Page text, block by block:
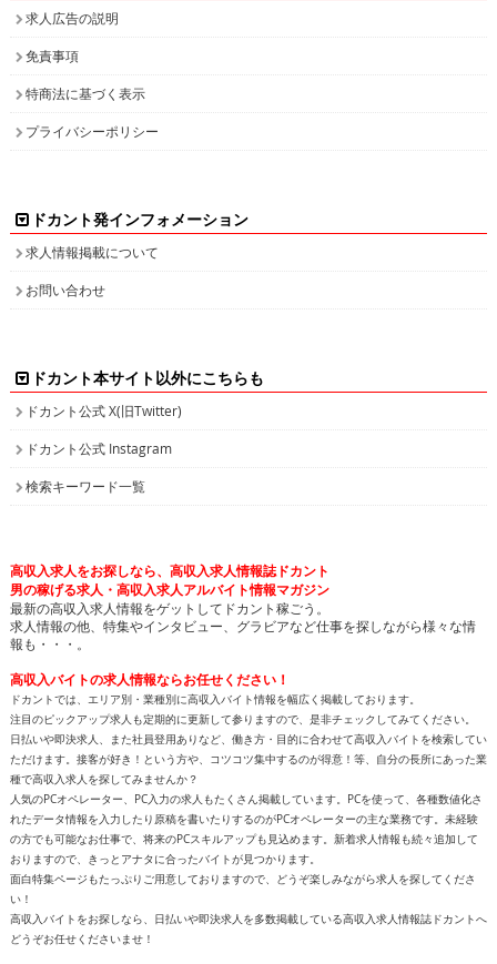
求人広告の説明
免責事項
特商法に基づく表示
プライバシーポリシー
ドカント発インフォメーション
求人情報掲載について
お問い合わせ
ドカント本サイト以外にこちらも
ドカント公式 X(旧Twitter)
ドカント公式 Instagram
検索キーワード一覧
高収入求人をお探しなら、高収入求人情報誌ドカント
男の稼げる求人・高収入求人アルバイト情報マガジン
最新の高収入求人情報をゲットしてドカント稼ごう。
求人情報の他、特集やインタビュー、グラビアなど仕事を探しながら様々な情
報も・・・。
高収入バイトの求人情報ならお任せください！
ドカントでは、エリア別・業種別に高収入バイト情報を幅広く掲載しております。
注目のピックアップ求人も定期的に更新して参りますので、是非チェックしてみてください。
日払いや即決求人、また社員登用ありなど、働き方・目的に合わせて高収入バイトを検索してい
ただけます。接客が好き！という方や、コツコツ集中するのが得意！等、自分の長所にあった業
種で高収入求人を探してみませんか？
人気のPCオペレーター、PC入力の求人もたくさん掲載しています。PCを使って、各種数値化さ
れたデータ情報を入力したり原稿を書いたりするのがPCオペレーターの主な業務です。未経験
の方でも可能なお仕事で、将来のPCスキルアップも見込めます。新着求人情報も続々追加して
おりますので、きっとアナタに合ったバイトが見つかります。
面白特集ページもたっぷりご用意しておりますので、どうぞ楽しみながら求人を探してくださ
い！
高収入バイトをお探しなら、日払いや即決求人を多数掲載している高収入求人情報誌ドカントへ
どうぞお任せくださいませ！